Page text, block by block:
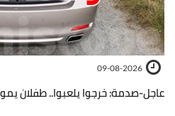
09-08-2026
عاجل-صدمة: خرجوا يلعبوا.. طفلان